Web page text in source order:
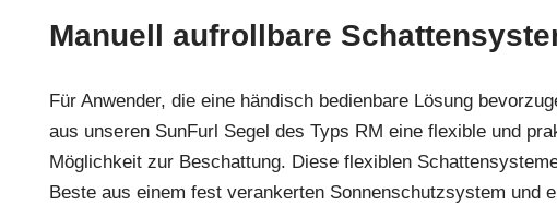
Manuell aufrollbare
Für Anwender, die eine händisch bedienbare Lösung
aus unseren SunFurl Segel des Typs RM eine flexible und
Möglichkeit zur Beschattung. Diese flexiblen
Beste aus einem fest verankerten Sonnenschutzsystem und